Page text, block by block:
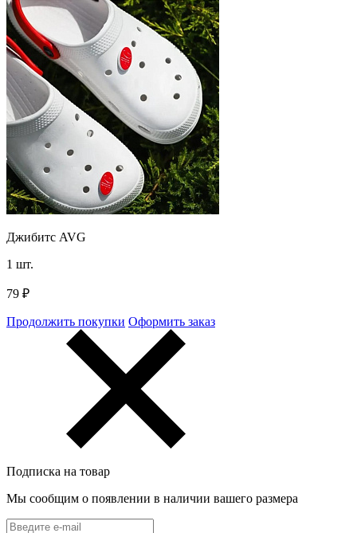
Джибитс AVG
1 шт.
79 ₽
Продолжить покупки Оформить заказ
Подписка на товар
Мы сообщим о появлении в наличии вашего размера